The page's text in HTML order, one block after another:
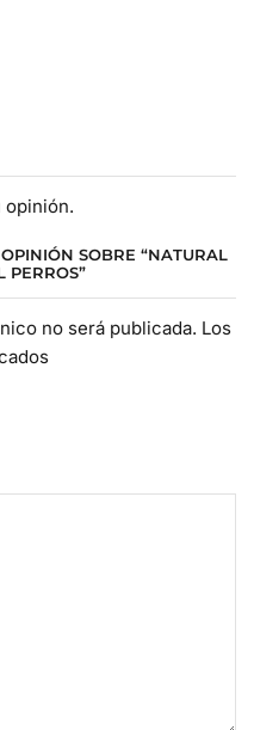
opinión.
SOBRE “NATURAL
PERROS”
no será publicada. Los